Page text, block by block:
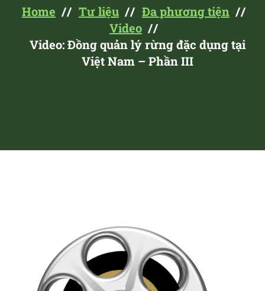
Home Tư liệu
Đa phương tiện
Video
Video: Đồng quản lý rừng đặc dụng tại
Việt Nam – Phần III